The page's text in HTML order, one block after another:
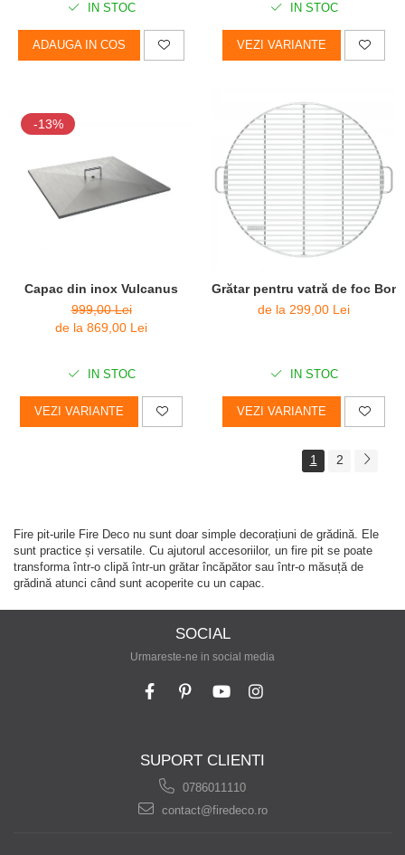
IN STOC
ADAUGA IN COS
IN STOC
VEZI VARIANTE
-13%
Capac din inox Vulcanus
999,00 Lei
de la 869,00 Lei
IN STOC
VEZI VARIANTE
Grătar pentru vatră de foc
de la 299,00 Lei
IN STOC
VEZI VARIANTE
1 2
Fire pit-urile Fire Deco nu sunt doar simple decorațiuni de grădină. Ele
sunt practice și versatile. Cu ajutorul accesoriilor, un fire pit se poate
transforma într-o clipă într-un grătar încăpător sau într-o măsuță de
grădină atunci când sunt acoperite cu un capac.
SOCIAL
Urmareste-ne in social media
SUPORT CLIENTI
0786011110
contact@firedeco.ro